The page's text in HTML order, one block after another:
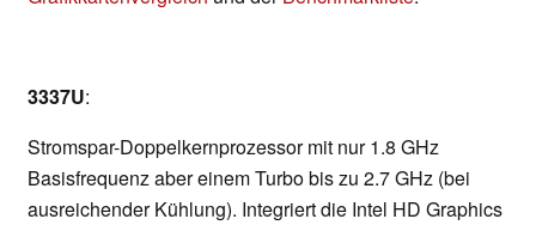
3337U:
Stromspar-Doppelkernprozessor mit nur 1.8 GHz
Basisfrequenz aber einem Turbo bis zu 2.7 GHz (bei
ausreichender Kühlung). Integriert die Intel HD Graphics